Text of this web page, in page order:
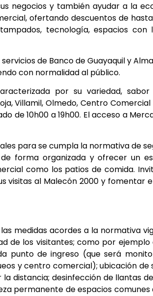
negocios y también ayudar a la
ofertando descuentos de
tecnología, espacios con
de Banco de Guayaquil y
con normalidad al público.
por su variedad,
Villamil, Olmedo, Centro
de 10h00 a 19h00. El acceso a
para se cumpla la normativa de
forma organizada y ofrecer un
como los patios de comida.
visitas al Malecón 2000 y fomentar
medidas acordes a la normativa
de los visitantes; como por
punto de ingreso (que será
y centro comercial); ubicación de
distancia; desinfección de llantas
permanente de espacios